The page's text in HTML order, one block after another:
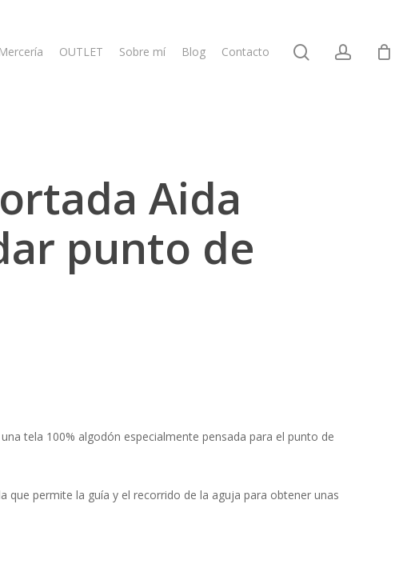
Mercería OUTLET Sobre mí Blog Contacto searchaccount
Aida
punto de
tela 100% algodón especialmente pensada para el punto de
que permite la guía y el recorrido de la aguja para obtener unas